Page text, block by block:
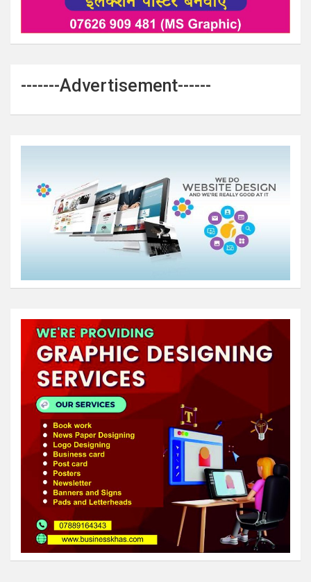
-------Advertisement------